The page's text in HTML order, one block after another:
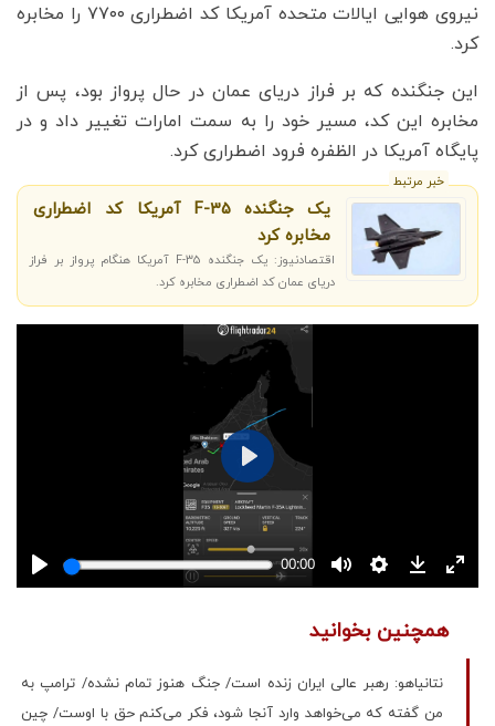
نیروی هوایی ایالات متحده آمریکا کد اضطراری ۷۷۰۰ را مخابره
کرد.
این جنگنده که بر فراز دریای عمان در حال پرواز بود، پس از
مخابره این کد، مسیر خود را به سمت امارات تغییر داد و در
پایگاه آمریکا در الظفره فرود اضطراری کرد.
خبر مرتبط
یک جنگنده F-35 آمریکا کد اضطراری
مخابره کرد
اقتصادنیوز: یک جنگنده F-35 آمریکا هنگام پرواز بر فراز
دریای عمان کد اضطراری مخابره کرد.
همچنین بخوانید
نتانیاهو: رهبر عالی ایران زنده است/ جنگ هنوز تمام نشده/ ترامپ به
من گفته که می‌خواهد وارد آنجا شود، فکر می‌کنم حق با اوست/ چین